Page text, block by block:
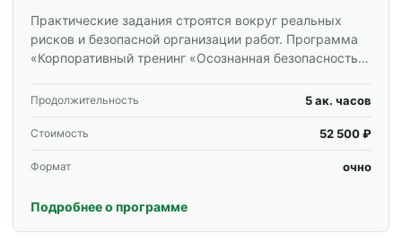
Практические задания строятся вокруг реальных
рисков и безопасной организации работ. Программа
«Корпоративный тренинг «Осознанная безопасность»
корпоративных групп.
Продолжительность 5 ак. часов
Стоимость 52 500 ₽
Формат очно
Подробнее о программе